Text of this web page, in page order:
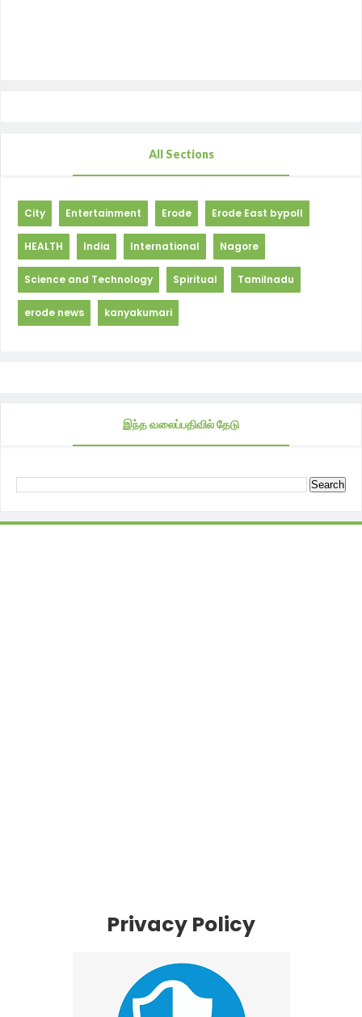
All Sections
City Entertainment Erode Erode East bypoll
HEALTH India International Nagore
Science and Technology Spiritual Tamilnadu
erode news kanyakumari
இந்த வலைப்பதிவில் தேடு
Privacy Policy